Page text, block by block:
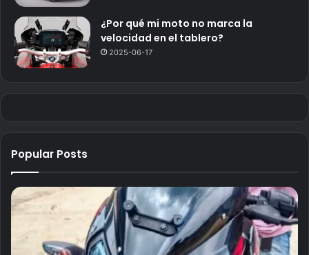
¿Por qué mi moto no marca la
velocidad en el tablero?
2025-06-17
Popular Posts